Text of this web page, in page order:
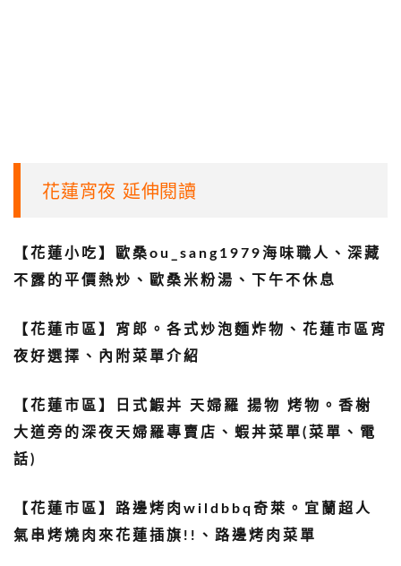
花蓮宵夜 延伸閱讀
【花蓮小吃】歐桑ou_sang1979海味職人、深藏
不露的平價熱炒、歐桑米粉湯、下午不休息
【花蓮市區】宵郎。各式炒泡麵炸物、花蓮市區宵
夜好選擇、內附菜單介紹
【花蓮市區】日式鰕丼 天婦羅 揚物 烤物。香榭
大道旁的深夜天婦羅專賣店、蝦丼菜單(菜單、電
話)
【花蓮市區】路邊烤肉wildbbq奇萊。宜蘭超人
氣串烤燒肉來花蓮插旗!!、路邊烤肉菜單